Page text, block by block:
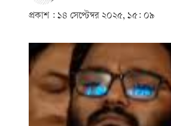
প্রকাশ : ১৪ সেপ্টেম্বর ২০২৫, ১৫: ০৯